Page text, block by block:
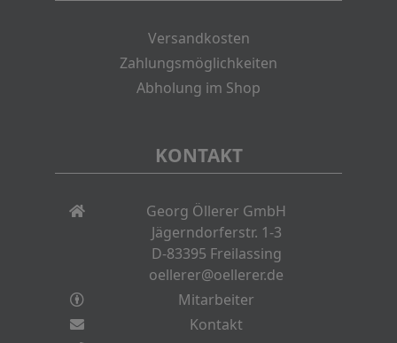
Versandkosten
Zahlungsmöglichkeiten
Abholung im Shop
KONTAKT
Georg Öllerer GmbH
Jägerndorferstr. 1-3
D-83395 Freilassing
oellerer@oellerer.de
Mitarbeiter
Kontakt